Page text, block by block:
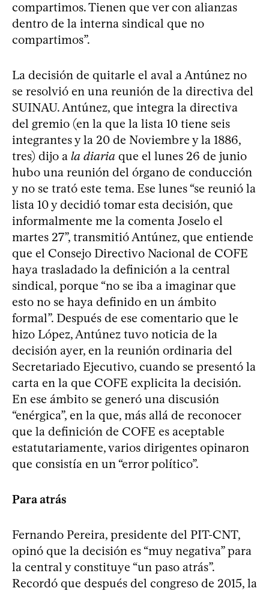
compartimos. Tienen que ver con alianzas
dentro de la interna sindical que no
compartimos”.
La decisión de quitarle el aval a Antúnez no
se resolvió en una reunión de la directiva del
SUINAU. Antúnez, que integra la directiva
del gremio (en la que la lista 10 tiene seis
integrantes y la 20 de Noviembre y la 1886,
tres) dijo a la diaria que el lunes 26 de junio
hubo una reunión del órgano de conducción
y no se trató este tema. Ese lunes “se reunió la
lista 10 y decidió tomar esta decisión, que
informalmente me la comenta Joselo el
martes 27”, transmitió Antúnez, que entiende
que el Consejo Directivo Nacional de COFE
haya trasladado la definición a la central
sindical, porque “no se iba a imaginar que
esto no se haya definido en un ámbito
formal”. Después de ese comentario que le
hizo López, Antúnez tuvo noticia de la
decisión ayer, en la reunión ordinaria del
Secretariado Ejecutivo, cuando se presentó la
carta en la que COFE explicita la decisión.
En ese ámbito se generó una discusión
“enérgica”, en la que, más allá de reconocer
que la definición de COFE es aceptable
estatutariamente, varios dirigentes opinaron
que consistía en un “error político”.
Para atrás
Fernando Pereira, presidente del PIT-CNT,
opinó que la decisión es “muy negativa” para
la central y constituye “un paso atrás”.
Recordó que después del congreso de 2015, la